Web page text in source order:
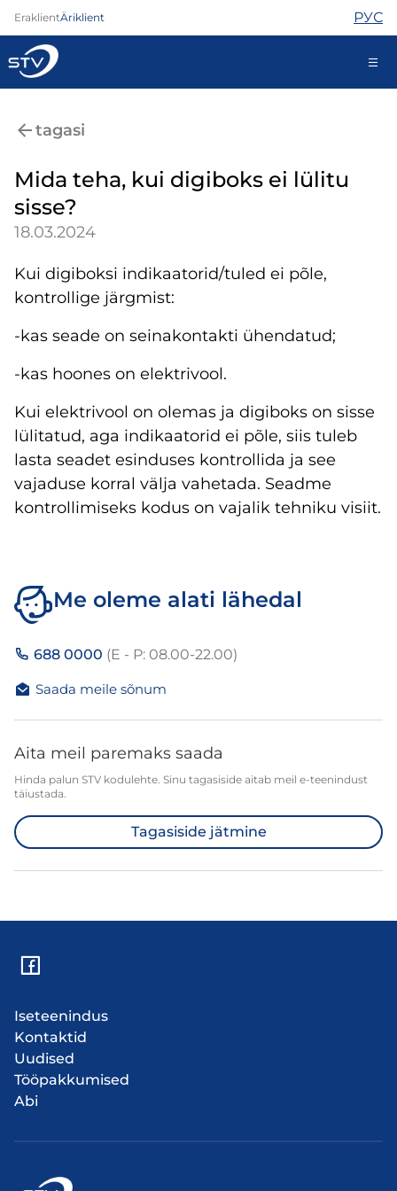
EraklientÄriklient РУС
Internet
Telefon
Turvateenused
Pood
Uudised
tagasi
Mida teha, kui digiboks ei lülitu
sisse?
18.03.2024
Kui digiboksi indikaatorid/tuled ei põle,
kontrollige järgmist:
-kas seade on seinakontakti ühendatud;
-kas hoones on elektrivool.
Kui elektrivool on olemas ja digiboks on sisse
lülitatud, aga indikaatorid ei põle, siis tuleb
lasta seadet esinduses kontrollida ja see
vajaduse korral välja vahetada. Seadme
kontrollimiseks kodus on vajalik tehniku visiit.
Me oleme alati lähedal
688 0000 (E - P: 08.00-22.00)
Saada meile sõnum
Aita meil paremaks saada
Hinda palun STV kodulehte. Sinu tagasiside aitab meil e-teenindust
täiustada.
Tagasiside jätmine
Iseteenindus
Kontaktid
Uudised
Tööpakkumised
Abi